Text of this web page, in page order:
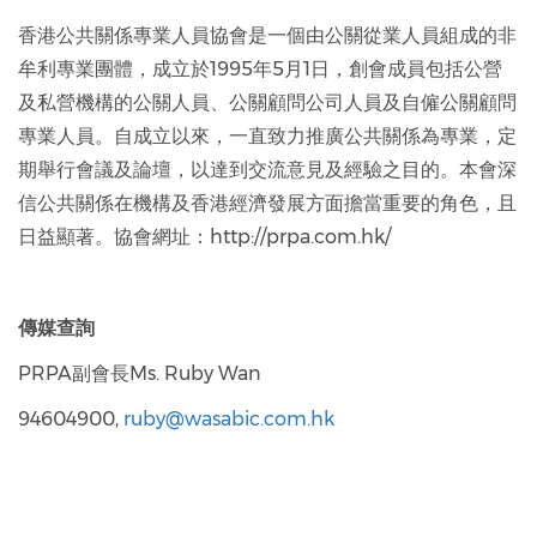
香港公共關係專業人員協會是一個由公關從業人員組成的非
牟利專業團體，成立於1995年5月1日，創會成員包括公營
及私營機構的公關人員、公關顧問公司人員及自僱公關顧問
專業人員。自成立以來，一直致力推廣公共關係為專業，定
期舉行會議及論壇，以達到交流意見及經驗之目的。本會深
信公共關係在機構及香港經濟發展方面擔當重要的角色，且
日益顯著。協會網址：http://prpa.com.hk/
傳媒查詢
PRPA副會長Ms. Ruby Wan
94604900, ruby@wasabic.com.hk